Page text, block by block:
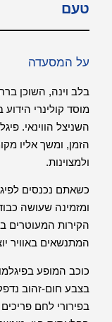
טעם
על המסעדה
מוסד קולינרי
הזמן, ומשך אליו
ולמצוינות.
כשאתם נכנסים
ומזמינה שעושה
הקירות המעוטרים
המתנשאים באוויר
כוכב המופע
בצבע חום-זהוב
בפירורי לחם